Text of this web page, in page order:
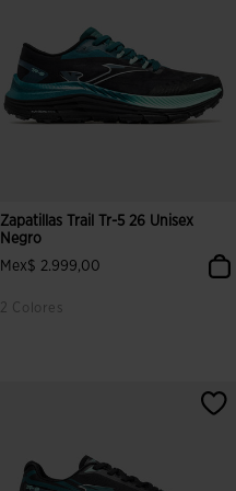
Zapatillas Trail Tr-5 26 Unisex
Negro
Mex$ 2.999,00
2 Colores
5 sobre 5 de valoración de clientes